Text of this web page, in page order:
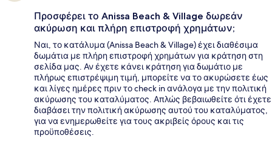
Προσφέρει το Anissa Beach & Village δωρεάν
ακύρωση και πλήρη επιστροφή χρημάτων;
Ναι, το κατάλυμα (Anissa Beach & Village) έχει διαθέσιμα
δωμάτια με πλήρη επιστροφή χρημάτων για κράτηση στη
σελίδα μας. Αν έχετε κάνει κράτηση για δωμάτιο με
πλήρως επιστρέψιμη τιμή, μπορείτε να το ακυρώσετε έως
και λίγες ημέρες πριν το check in ανάλογα με την πολιτική
ακύρωσης του καταλύματος. Απλώς βεβαιωθείτε ότι έχετε
διαβάσει την πολιτική ακύρωσης αυτού του καταλύματος,
για να ενημερωθείτε για τους ακριβείς όρους και τις
προϋποθέσεις.